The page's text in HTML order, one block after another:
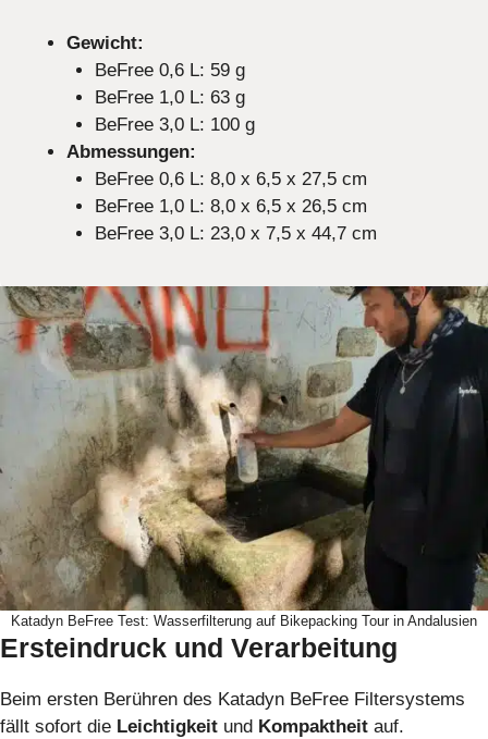
Gewicht:
BeFree 0,6 L: 59 g
BeFree 1,0 L: 63 g
BeFree 3,0 L: 100 g
Abmessungen:
BeFree 0,6 L: 8,0 x 6,5 x 27,5 cm
BeFree 1,0 L: 8,0 x 6,5 x 26,5 cm
BeFree 3,0 L: 23,0 x 7,5 x 44,7 cm
Katadyn BeFree Test: Wasserfilterung auf Bikepacking Tour in Andalusien
Ersteindruck und Verarbeitung
Beim ersten Berühren des Katadyn BeFree Filtersystems
fällt sofort die Leichtigkeit und Kompaktheit auf.